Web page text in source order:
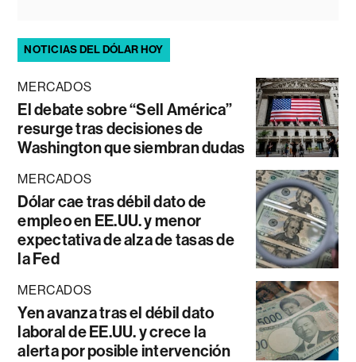
NOTICIAS DEL DÓLAR HOY
MERCADOS
El debate sobre “Sell América”
resurge tras decisiones de
Washington que siembran dudas
MERCADOS
Dólar cae tras débil dato de
empleo en EE.UU. y menor
expectativa de alza de tasas de
la Fed
MERCADOS
Yen avanza tras el débil dato
laboral de EE.UU. y crece la
alerta por posible intervención